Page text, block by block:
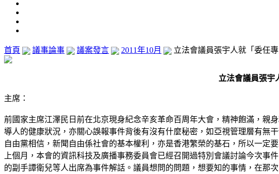
首頁 議事論事 議案發言 2011年10月 立法會議員張宇人就「委任
立法會議員張宇
主席：
前國家主席江澤民日前在北京現身紀念辛亥革命百周年大會，精神飽滿，親
導人的健康狀況，亦關心誤報事件背後有沒有什麼秘密，如亞視管理層有無
自由黨相信，新聞自由係社會的基本權利，亦是香港繁榮的基石，所以一定
上個月，本會的資訊科技及廣播事務委員會已經召開過特別會議討論今次
的副手譚衛兒等人出席為事件解話。議員想問的問題，想要知的事情，在那